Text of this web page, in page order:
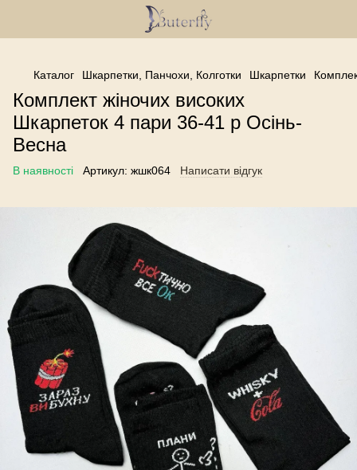
------------------------------------------------
Каталог Шкарпетки, Панчохи, Колготки Шкарпетки
Комплект жіночих високих
Шкарпеток 4 пари 36-41 р Осінь-
Весна
В наявності Артикул: жшк064 Написати відгук